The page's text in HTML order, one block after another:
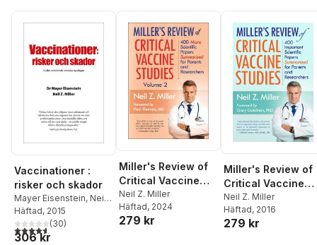
Vaccinationer :
risker och skador
Mayer Eisenstein, Neil
Z. Miller
Häftad, 2015
4,6utav 5 stjärnor. Totalt antal röster:
(30)
306 kr
Miller's Review of
Critical Vaccine
Studies, Volume 2
Neil Z. Miller
Häftad, 2024
279 kr
Miller's Review of
Critical Vaccine
Studies
Neil Z. Miller
Häftad, 2016
279 kr